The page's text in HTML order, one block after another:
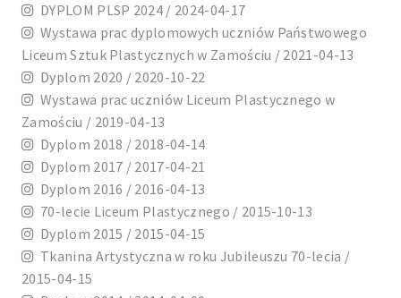
DYPLOM PLSP 2024 / 2024-04-17
Wystawa prac dyplomowych uczniów Państwowego
Liceum Sztuk Plastycznych w Zamościu / 2021-04-13
Dyplom 2020 / 2020-10-22
Wystawa prac uczniów Liceum Plastycznego w
Zamościu / 2019-04-13
Dyplom 2018 / 2018-04-14
Dyplom 2017 / 2017-04-21
Dyplom 2016 / 2016-04-13
70-lecie Liceum Plastycznego / 2015-10-13
Dyplom 2015 / 2015-04-15
Tkanina Artystyczna w roku Jubileuszu 70-lecia /
2015-04-15